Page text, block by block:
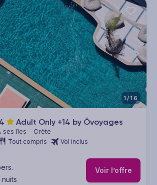
1/16
4 Adult Only +14 by Ôvoyages
ses îles - Crète
Tout compris Vol inclus
Voir l’offre